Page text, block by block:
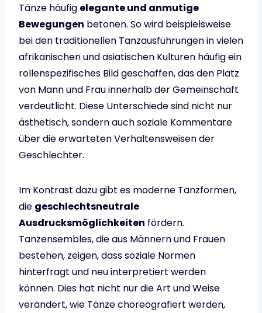
Tänze häufig elegante und anmutige
Bewegungen betonen. So wird beispielsweise
bei den traditionellen Tanzausführungen in vielen
afrikanischen und asiatischen Kulturen häufig ein
rollenspezifisches Bild geschaffen, das den Platz
von Mann und Frau innerhalb der Gemeinschaft
verdeutlicht. Diese Unterschiede sind nicht nur
ästhetisch, sondern auch soziale Kommentare
über die erwarteten Verhaltensweisen der
Geschlechter.
Im Kontrast dazu gibt es moderne Tanzformen,
die geschlechtsneutrale
Ausdrucksmöglichkeiten fördern.
Tanzensembles, die aus Männern und Frauen
bestehen, zeigen, dass soziale Normen
hinterfragt und neu interpretiert werden
können. Dies hat nicht nur die Art und Weise
verändert, wie Tänze choreografiert werden,